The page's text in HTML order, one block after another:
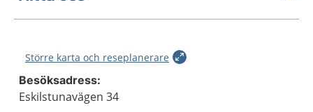
Större karta och reseplanerare
Besöksadress:
Eskilstunavägen 34